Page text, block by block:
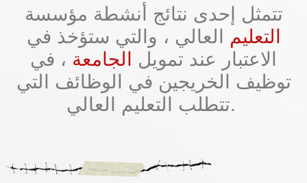
تتمثل إحدى نتائج أنشطة مؤسسة
التعليم
العالي ، والتي ستؤخذ في
الاعتبار عند تمويل
الجامعة ، في
توظيف الخريجين في الوظائف التي
تتطلب التعليم العالي.